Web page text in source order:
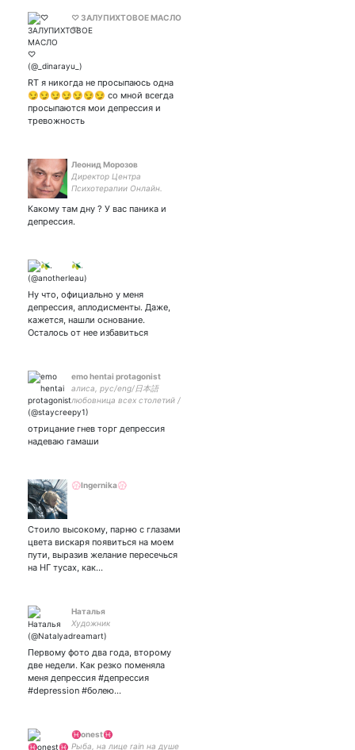
♡ ЗАЛУПИХТОВОЕ МАСЛО
♡
RT я никогда не просыпаюсь одна
😏😏😏😏😏😏😏 со мной всегда
просыпаются мои депрессия и
тревожность
Леонид Морозов
Директор Центра
Психотерапии Онлайн.
Какому там дну ? У вас паника и
депрессия.
🫒.
Ну что, официально у меня
депрессия, аплодисменты. Даже,
кажется, нашли основание.
Осталось от нее избавиться
emo hentai protagonist
алиса, рус/eng/日本語
любовница всех столетий /
player on the outside ~
отрицание гнев торг депрессия
надеваю гамаши
💮Ingernika💮
Стоило высокому, парню с глазами
цвета вискаря появиться на моем
пути, выразив желание пересечься
на НГ тусах, как…
Наталья
Художник
Первому фото два года, второму
две недели. Как резко поменяла
меня депрессия #депрессия
#depression #болею…
♓onest♓
Рыба, на лице rain на душе